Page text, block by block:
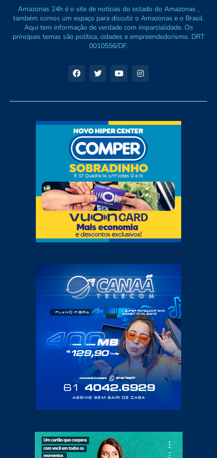
Amazonas 24h é o site de notícias do estado do Amazonas ,
também somos um espaço para discutir o Amazonas e o Brasil.
Aqui tem informação de verdade com imparcialidade. Os
principais temas são política, cidades e empreendedorismo. DRT
0010556/DF.